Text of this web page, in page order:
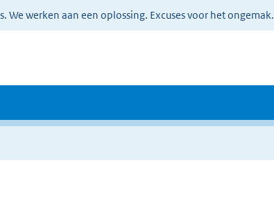
werken aan een oplossing. Excuses voor het ongemak.